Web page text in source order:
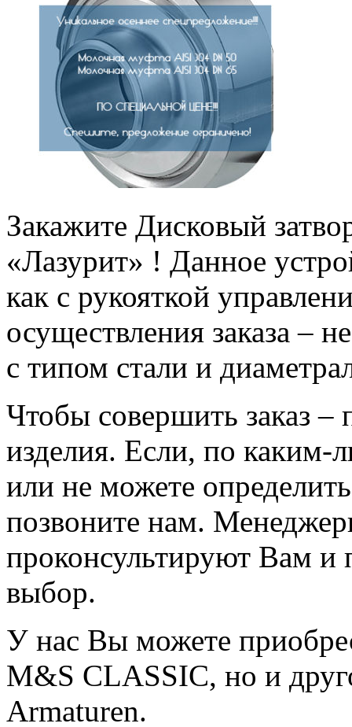
Закажите Дисковый
«Лазурит» ! Данное
как с рукояткой
осуществления заказа –
с типом стали и
Чтобы совершить заказ
изделия. Если, по каким-
или не можете
позвоните нам.
проконсультируют Вам и
выбор.
У нас Вы можете
M&S CLASSIC, но и
Armaturen.